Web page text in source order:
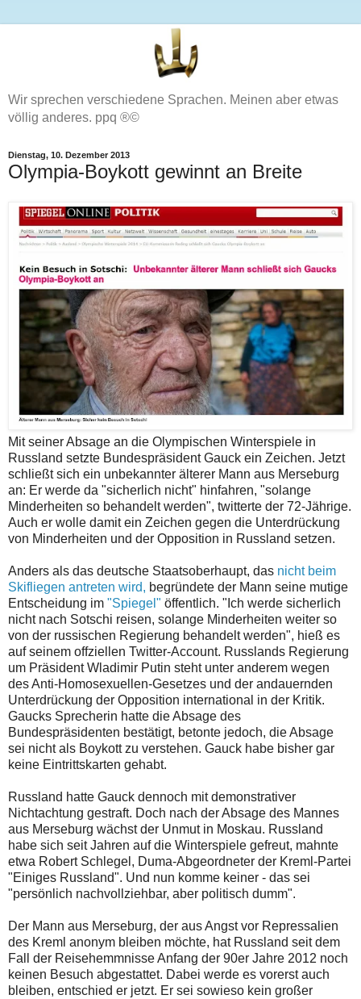
Wir sprechen verschiedene Sprachen. Meinen aber etwas
völlig anderes. ppq ®©
Dienstag, 10. Dezember 2013
Olympia-Boykott gewinnt an Breite
Mit seiner Absage an die Olympischen Winterspiele in
Russland setzte Bundespräsident Gauck ein Zeichen. Jetzt
schließt sich ein unbekannter älterer Mann aus Merseburg
an: Er werde da "sicherlich nicht" hinfahren, "solange
Minderheiten so behandelt werden", twitterte der 72-Jährige.
Auch er wolle damit ein Zeichen gegen die Unterdrückung
von Minderheiten und der Opposition in Russland setzen.
Anders als das deutsche Staatsoberhaupt, das nicht beim
Skifliegen antreten wird, begründete der Mann seine mutige
Entscheidung im "Spiegel" öffentlich. "Ich werde sicherlich
nicht nach Sotschi reisen, solange Minderheiten weiter so
von der russischen Regierung behandelt werden", hieß es
auf seinem offziellen Twitter-Account. Russlands Regierung
um Präsident Wladimir Putin steht unter anderem wegen
des Anti-Homosexuellen-Gesetzes und der andauernden
Unterdrückung der Opposition international in der Kritik.
Gaucks Sprecherin hatte die Absage des
Bundespräsidenten bestätigt, betonte jedoch, die Absage
sei nicht als Boykott zu verstehen. Gauck habe bisher gar
keine Eintrittskarten gehabt.
Russland hatte Gauck dennoch mit demonstrativer
Nichtachtung gestraft. Doch nach der Absage des Mannes
aus Merseburg wächst der Unmut in Moskau. Russland
habe sich seit Jahren auf die Winterspiele gefreut, mahnte
etwa Robert Schlegel, Duma-Abgeordneter der Kreml-Partei
"Einiges Russland". Und nun komme keiner - das sei
"persönlich nachvollziehbar, aber politisch dumm".
Der Mann aus Merseburg, der aus Angst vor Repressalien
des Kreml anonym bleiben möchte, hat Russland seit dem
Fall der Reisehemmnisse Anfang der 90er Jahre 2012 noch
keinen Besuch abgestattet. Dabei werde es vorerst auch
bleiben, entschied er jetzt. Er sei sowieso kein großer